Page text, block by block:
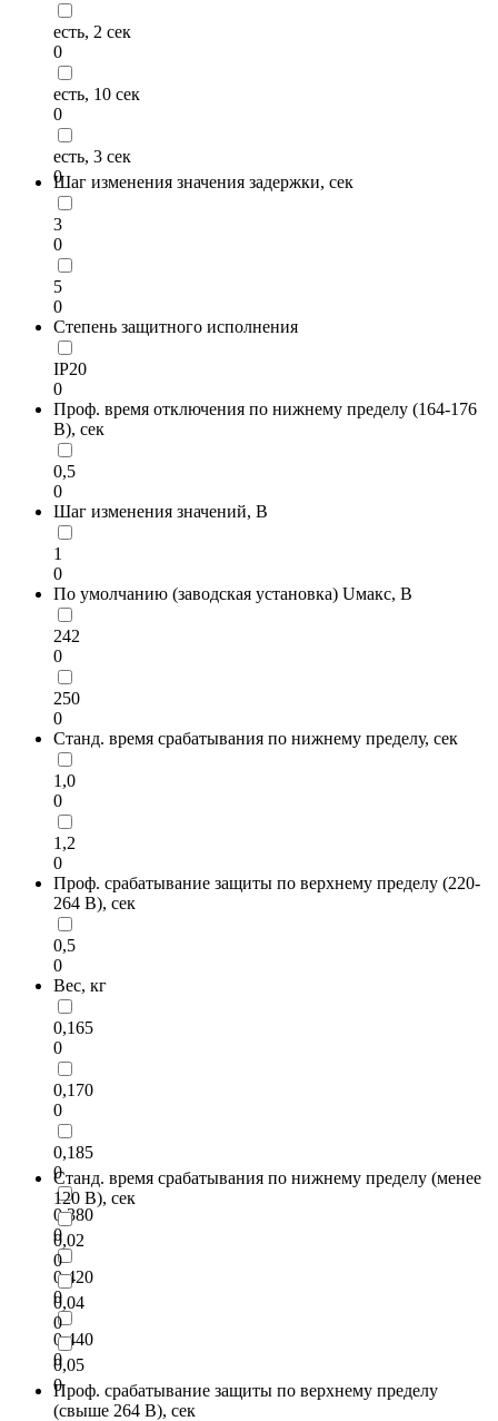
есть, 2 сек
0
есть, 10 сек
0
есть, 3 сек
0
Шаг изменения значения задержки, сек
3
0
5
0
Степень защитного исполнения
IP20
0
Проф. время отключения по нижнему пределу (164-176
В), сек
0,5
0
Шаг изменения значений, В
1
0
По умолчанию (заводская установка) Uмакс, В
242
0
250
0
Станд. время срабатывания по нижнему пределу, сек
1,0
0
1,2
0
Проф. срабатывание защиты по верхнему пределу (220-
264 В), сек
0,5
0
Вес, кг
0,165
0
0,170
0
0,185
0
0,380
0
0,420
0
0,440
0
Станд. время срабатывания по нижнему пределу (менее
120 В), сек
0,02
0
0,04
0
0,05
0
Проф. срабатывание защиты по верхнему пределу
(свыше 264 В), сек